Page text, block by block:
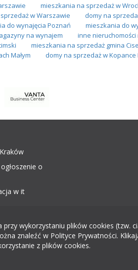
mieszkania na sprzedaż w
w Warszawie
domy na
do wynajęcia Poznań
mieszkania do
na wynajem
inne
mieszkania na sprzedaż gmina
Małym domy na sprzedaż w Kopance
o
w it
wykorzystaniu plików cookies (tzw.
znaleźć w Polityce Prywatności.
z plików cookies.